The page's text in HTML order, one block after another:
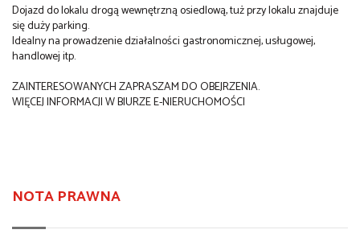
Dojazd do lokalu drogą wewnętrzną osiedlową, tuż przy lokalu znajduje
się duży parking.
Idealny na prowadzenie działalności gastronomicznej, usługowej,
handlowej itp.
ZAINTERESOWANYCH ZAPRASZAM DO OBEJRZENIA.
WIĘCEJ INFORMACJI W BIURZE E-NIERUCHOMOŚCI
NOTA PRAWNA